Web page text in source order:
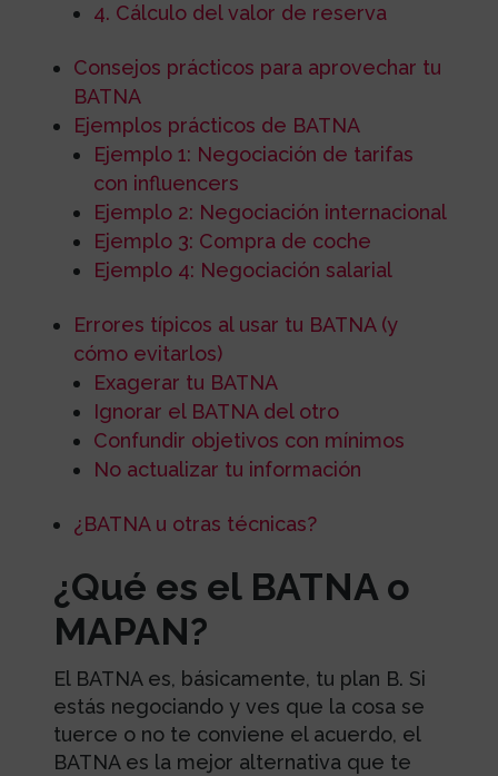
4. Cálculo del valor de reserva
Consejos prácticos para aprovechar tu
BATNA
Ejemplos prácticos de BATNA
Ejemplo 1: Negociación de tarifas
con influencers
Ejemplo 2: Negociación internacional
Ejemplo 3: Compra de coche
Ejemplo 4: Negociación salarial
Errores típicos al usar tu BATNA (y
cómo evitarlos)
Exagerar tu BATNA
Ignorar el BATNA del otro
Confundir objetivos con mínimos
No actualizar tu información
¿BATNA u otras técnicas?
¿Qué es el BATNA o
MAPAN?
El BATNA es, básicamente, tu plan B. Si
estás negociando y ves que la cosa se
tuerce o no te conviene el acuerdo, el
BATNA es la mejor alternativa que te